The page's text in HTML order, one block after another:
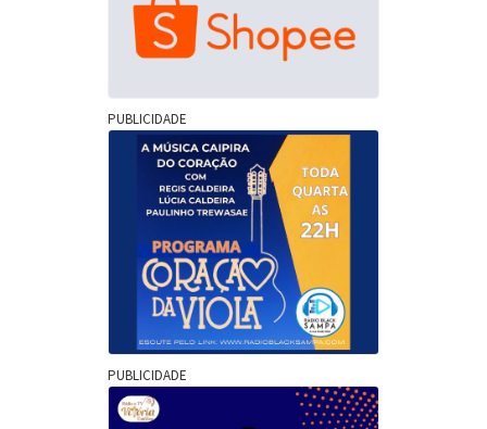
PUBLICIDADE
PUBLICIDADE